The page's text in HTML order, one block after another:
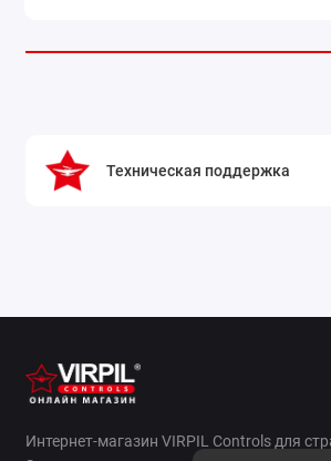
Техническая поддержка
Интернет-магазин VIRPIL Controls для